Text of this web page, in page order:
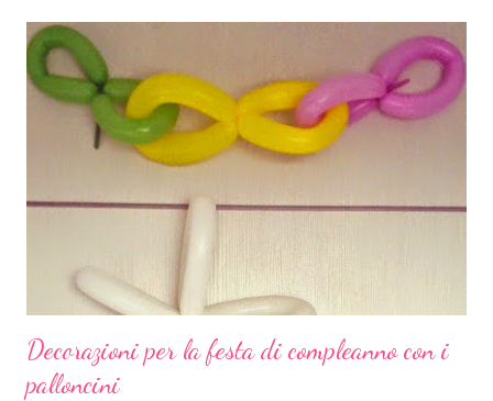
comunque e che sarebbe stata una bella sfida realizzare la
bustina con la tecnica dell'origami. Ho fatto un po' di prove con la
carta da stampante prima di trovare le giuste pieghe. Con il
senno di poi, però, avrei scelto una carta con una grammatura
inferiore perché le ultime pieghe sono state veramente difficili
da eseguire. Il tutorial per realizza la scatolina è questo qui (su
per giù) Per la realizzazione del fiore segnaposto ho usa...
Decorazioni per la festa di compleanno con i
palloncini